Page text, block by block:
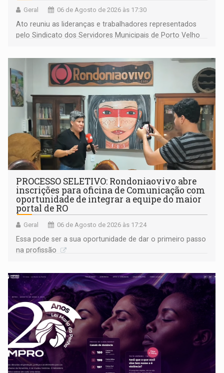
Geral 06 de Agosto de 2026 às 17:30
Ato reuniu as lideranças e trabalhadores representados
pelo Sindicato dos Servidores Municipais de Porto Velho
PROCESSO SELETIVO: Rondoniaovivo abre
inscrições para oficina de Comunicação com
oportunidade de integrar a equipe do maior
portal de RO
Geral 06 de Agosto de 2026 às 17:24
Essa pode ser a sua oportunidade de dar o primeiro passo
na profissão